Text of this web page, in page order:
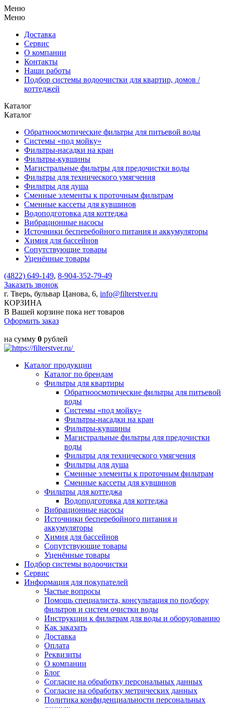
Меню
Меню
Доставка
Сервис
О компании
Контакты
Наши работы
Подбор системы водоочистки для квартир, домов /
коттеджей
Каталог
Каталог
Обратноосмотические фильтры для питьевой воды
Системы «под мойку»
Фильтры-насадки на кран
Фильтры-кувшины
Магистральные фильтры для предочистки воды
Фильтры для технического умягчения
Фильтры для душа
Сменные элементы к проточным фильтрам
Сменные кассеты для кувшинов
Водоподготовка для коттеджа
Вибрационные насосы
Источники бесперебойного питания и аккумуляторы
Химия для бассейнов
Сопутствующие товары
Уценённые товары
(4822) 649-149, 8-904-352-79-49
Заказать звонок
г. Тверь, бульвар Цанова, 6, info@filterstver.ru
КОРЗИНА
В Вашей корзине пока нет товаров
Оформить заказ
на сумму 0 рублей
Каталог продукции
Каталог по брендам
Фильтры для квартиры
Обратноосмотические фильтры для питьевой
воды
Системы «под мойку»
Фильтры-насадки на кран
Фильтры-кувшины
Магистральные фильтры для предочистки
воды
Фильтры для технического умягчения
Фильтры для душа
Сменные элементы к проточным фильтрам
Сменные кассеты для кувшинов
Фильтры для коттеджа
Водоподготовка для коттеджа
Вибрационные насосы
Источники бесперебойного питания и
аккумуляторы
Химия для бассейнов
Сопутствующие товары
Уценённые товары
Подбор системы водоочистки
Сервис
Информация для покупателей
Частые вопросы
Помощь специалиста, консультация по подбору
фильтров и систем очистки воды
Инструкции к фильтрам для воды и оборудованию
Как заказать
Доставка
Оплата
Реквизиты
О компании
Блог
Согласие на обработку персональных данных
Согласие на обработку метрических данных
Политика конфиденциальности персональных